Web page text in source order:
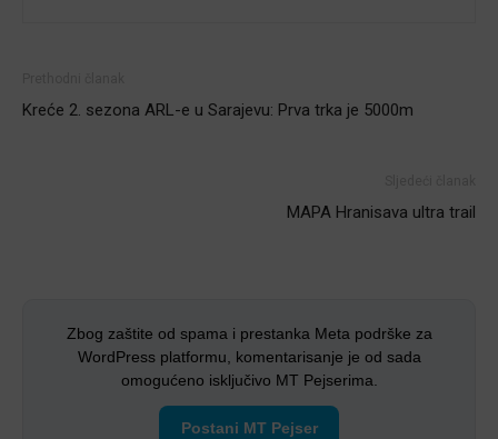
Kreće 2. sezona ARL-e u Sarajevu: Prva trka je 5000m
MAPA Hranisava ultra trail
Zbog zaštite od spama i prestanka Meta podrške za
WordPress platformu, komentarisanje je od sada
omogućeno isključivo MT Pejserima.
Postani MT Pejser